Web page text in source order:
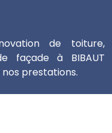
de toiture,
façade à BIBAUT
nos prestations.